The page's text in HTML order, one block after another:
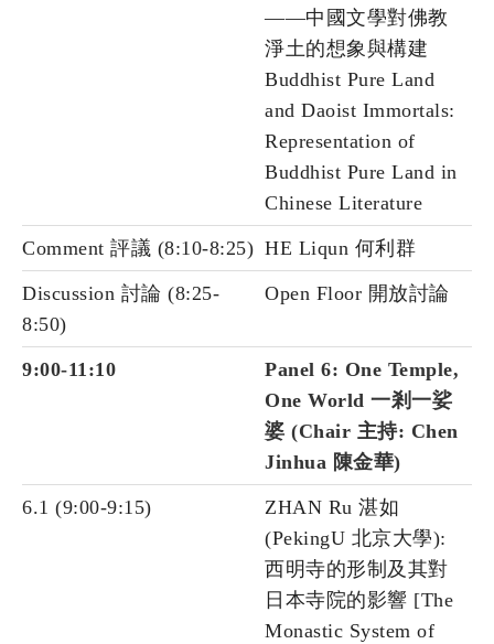
——中國文學對佛教
淨土的想象與構建
Buddhist Pure Land
and Daoist Immortals:
Representation of
Buddhist Pure Land in
Chinese Literature
Comment 評議 (8:10-8:25) HE Liqun 何利群
Discussion 討論 (8:25-
8:50)
Open Floor 開放討論
9:00-11:10
Panel 6: One Temple,
One World 一剎一娑
婆 (Chair 主持: Chen
Jinhua 陳金華)
6.1 (9:00-9:15)
ZHAN Ru 湛如
(PekingU 北京大學):
西明寺的形制及其對
日本寺院的影響 [The
Monastic System of